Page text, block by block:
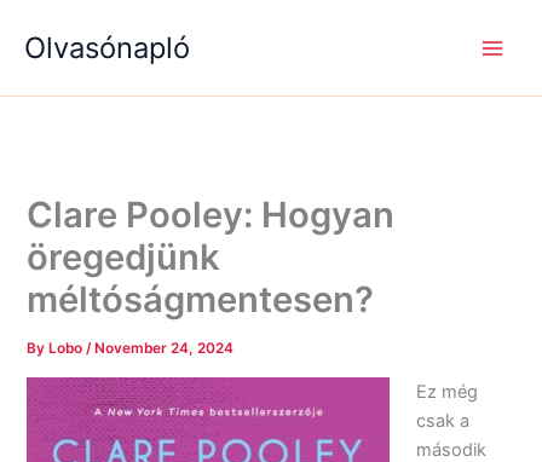
Olvasónapló
Clare Pooley: Hogyan
öregedjünk
méltóságmentesen?
By Lobo/ November 24, 2024
Ez még
csak a
második
e
a
é
g
k
é
g
k